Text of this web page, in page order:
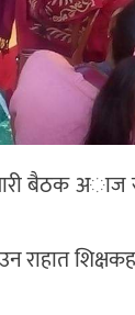
बैठक अाज
राहात